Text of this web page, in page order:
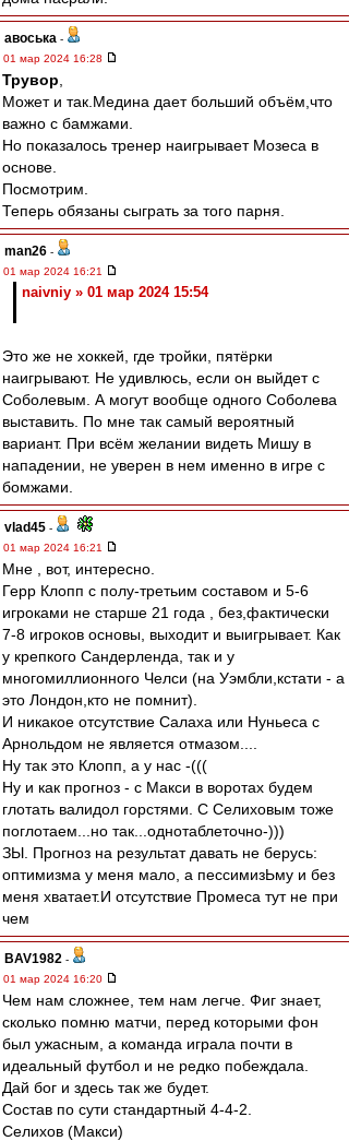
авоська -
01 мар 2024 16:28
Трувор
Может и так.Медина дает больший объём,что
важно с бамжами.
Но показалось тренер наигрывает Мозеса в
основе.
Посмотрим.
Теперь обязаны сыграть за того парня.
man26 -
01 мар 2024 16:21
naivniy » 01 мар 2024 15:54
Это же не хоккей, где тройки, пятёрки
наигрывают. Не удивлюсь, если он выйдет с
Соболевым. А могут вообще одного Соболева
выставить. По мне так самый вероятный
вариант. При всём желании видеть Мишу в
нападении, не уверен в нем именно в игре с
бомжами.
vlad45 -
01 мар 2024 16:21
Мне , вот, интересно.
Герр Клопп с полу-третьим составом и 5-6
игроками не старше 21 года , без,фактически
7-8 игроков основы, выходит и выигрывает. Как
у крепкого Сандерленда, так и у
многомиллионного Челси (на Уэмбли,кстати - а
это Лондон,кто не помнит).
И никакое отсутствие Салаха или Нуньеса с
Арнольдом не является отмазом....
Ну так это Клопп, а у нас -(((
Ну и как прогноз - с Макси в воротах будем
глотать валидол горстями. С Селиховым тоже
поглотаем...но так...однотаблеточно-)))
ЗЫ. Прогноз на результат давать не берусь:
оптимизма у меня мало, а пессимизЬму и без
меня хватает.И отсутствие Промеса тут не при
чем
BAV1982 -
01 мар 2024 16:20
Чем нам сложнее, тем нам легче. Фиг знает,
сколько помню матчи, перед которыми фон
был ужасным, а команда играла почти в
идеальный футбол и не редко побеждала.
Дай бог и здесь так же будет.
Состав по сути стандартный 4-4-2.
Селихов (Макси)